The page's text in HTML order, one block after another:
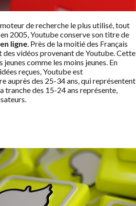
de recherche le plus utilisé, tout
2005, Youtube conserve son titre de
ligne . Près de la moitié des Français
vidéos provenant de Youtube. Cette
comme les moins jeunes. En
reçues, Youtube est
auprès des 25-34 ans, qui représentent
tranche des 15-24 ans représente,